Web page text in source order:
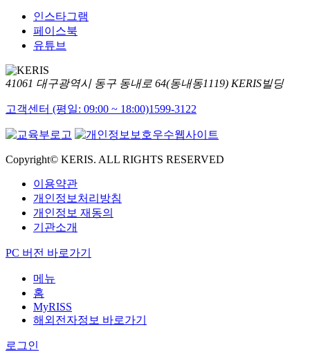
인스타그램
페이스북
유튜브
41061 대구광역시 동구 동내로 64(동내동1119) KERIS빌딩
고객센터 (평일: 09:00 ~ 18:00)1599-3122
Copyright© KERIS. ALL RIGHTS RESERVED
이용약관
개인정보처리방침
개인정보 재동의
기관소개
PC 버전 바로가기
메뉴
홈
MyRISS
해외전자정보 바로가기
로그인